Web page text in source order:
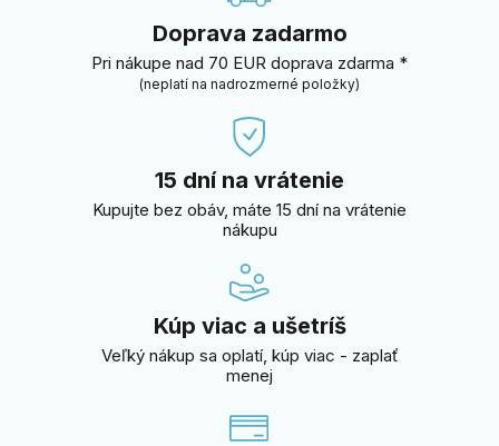
Doprava zadarmo
Pri nákupe nad 70 EUR doprava zdarma *
(neplatí na nadrozmerné položky)
15 dní na vrátenie
Kupujte bez obáv, máte 15 dní na vrátenie
nákupu
Kúp viac a ušetríš
Veľký nákup sa oplatí, kúp viac - zaplať
menej